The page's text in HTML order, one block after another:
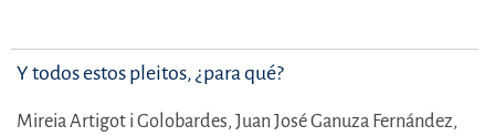
Y todos estos pleitos, ¿para qué?
Mireia Artigot i Golobardes, Juan José Ganuza Fernández,